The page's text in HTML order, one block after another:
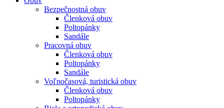
Bezpečnostná obuv
Členková obuv
Poltopánky
Sandále
Pracovná obuv
Členková obuv
Poltopánky
Sandále
Voľnočasová, turistická obuv
Členková obuv
Poltopánky